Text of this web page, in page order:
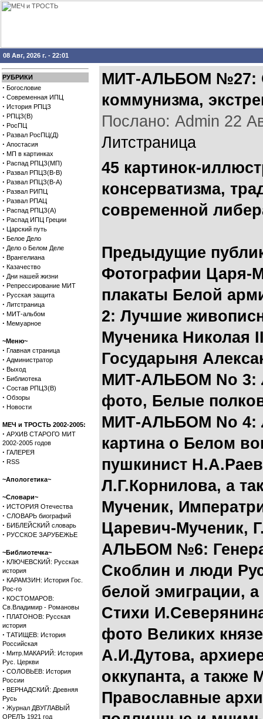
08 Авг, 2026 г. - 22:01
РУБРИКИ
· Богословие
· Современная ИПЦ
· История РПЦЗ
· РПЦЗ(В)
· РосПЦ
· Развал РосПЦ(Д)
· Апостасия
· МП в картинках
· Распад РПЦЗ(МП)
· Развал РПЦЗ(В-В)
· Развал РПЦЗ(В-А)
· Развал РИПЦ
· Развал РПАЦ
· Распад РПЦЗ(А)
· Распад ИПЦ Греции
· Царский путь
· Белое Дело
· Дело о Белом Деле
· Врангелиана
· Казачество
· Дни нашей жизни
· Репрессирование МИТ
· Русская защита
· Литстраница
· МИТ-альбом
· Мемуарное
~Меню~
· Главная страница
· Администратор
· Выход
· Библиотека
· Состав РПЦЗ(В)
· Обзоры
· Новости
МЕЧ и ТРОСТЬ 2002-2005:
· АРХИВ СТАРОГО МИТ
2002-2005 годов
· ГАЛЕРЕЯ
· RSS
~Апологетика~
~Словари~
· ИСТОРИЯ Отечества
· СЛОВАРЬ биографий
· БИБЛЕЙСКИЙ словарь
· РУССКОЕ ЗАРУБЕЖЬЕ
~Библиотечка~
· КЛЮЧЕВСКИЙ: Русская
история
· КАРАМЗИН: История Гос.
Рос-го
· КОСТОМАРОВ:
Св.Владимир - Романовы
· ПЛАТОНОВ: Русская
история
· ТАТИЩЕВ: История
Российская
· Митр.МАКАРИЙ: История
Рус. Церкви
· СОЛОВЬЕВ: История
России
· ВЕРНАДСКИЙ: Древняя
Русь
· Журнал ДВУГЛАВЫЙ
ОРЕЛЪ 1921 год
МИТ-АЛЬБОМ №27:
коммунизма,
Послано: Admin 22
Литстраница
45 картинок-
консерватизма,
современной
Предыдущие
Фотографии Царя-
плакаты Белой
2: Лучшие
Мученика Николая
Государыня
МИТ-АЛЬБОМ No 3:
фото, Белые
МИТ-АЛЬБОМ No 4:
картина о Белом
пушкинист
Л.Г.Корнилова, а
Мученик,
Царевич-Мученик,
АЛЬБОМ №6:
Скоблин и люди
белой эмиграции,
Стихи
фото Великих
А.И.Дутова,
оккупанта, а также
Православные